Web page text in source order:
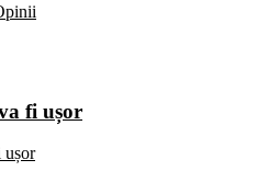
fi ușor